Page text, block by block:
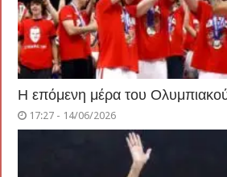
Η επόμενη μέρα του
17:27 - 14/06/2026